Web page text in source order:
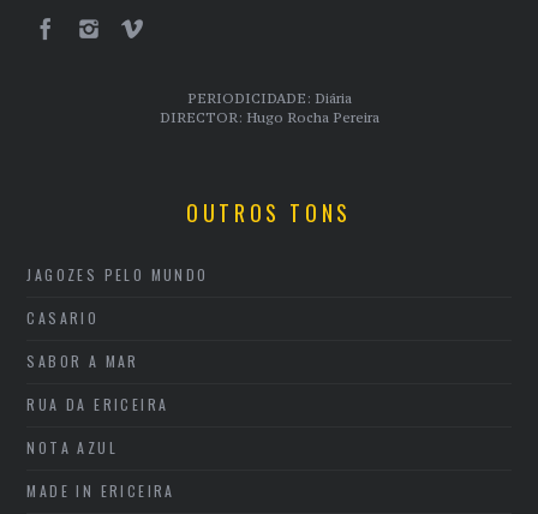
PERIODICIDADE: Diária
DIRECTOR: Hugo Rocha Pereira
OUTROS TONS
JAGOZES PELO MUNDO
CASARIO
SABOR A MAR
RUA DA ERICEIRA
NOTA AZUL
MADE IN ERICEIRA